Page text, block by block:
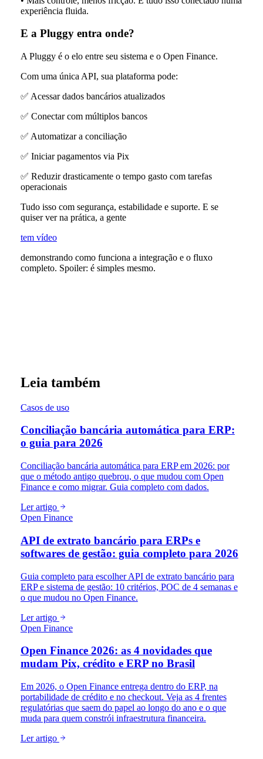
experiência fluida.
E a Pluggy entra onde?
A Pluggy é o elo entre seu sistema e o Open Finance.
Com uma única API, sua plataforma pode:
✅ Acessar dados bancários atualizados
✅ Conectar com múltiplos bancos
✅ Automatizar a conciliação
✅ Iniciar pagamentos via Pix
✅ Reduzir drasticamente o tempo gasto com tarefas
operacionais
Tudo isso com segurança, estabilidade e suporte. E se
quiser ver na prática, a gente
tem vídeo
demonstrando como funciona a integração e o fluxo
completo. Spoiler: é simples mesmo.
Leia também
Casos de uso
Conciliação bancária automática para ERP:
o guia para 2026
Conciliação bancária automática para ERP em 2026: por
que o método antigo quebrou, o que mudou com Open
Finance e como migrar. Guia completo com dados.
Ler artigo
Open Finance
API de extrato bancário para ERPs e
softwares de gestão: guia completo para 2026
Guia completo para escolher API de extrato bancário para
ERP e sistema de gestão: 10 critérios, POC de 4 semanas e
o que mudou no Open Finance.
Ler artigo
Open Finance
Open Finance 2026: as 4 novidades que
mudam Pix, crédito e ERP no Brasil
Em 2026, o Open Finance entrega dentro do ERP, na
portabilidade de crédito e no checkout. Veja as 4 frentes
regulatórias que saem do papel ao longo do ano e o que
muda para quem constrói infraestrutura financeira.
Ler artigo